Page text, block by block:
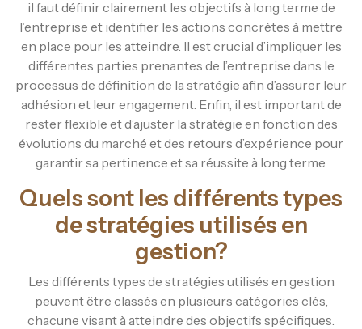
il faut définir clairement les objectifs à long terme de
l’entreprise et identifier les actions concrètes à mettre
en place pour les atteindre. Il est crucial d’impliquer les
différentes parties prenantes de l’entreprise dans le
processus de définition de la stratégie afin d’assurer leur
adhésion et leur engagement. Enfin, il est important de
rester flexible et d’ajuster la stratégie en fonction des
évolutions du marché et des retours d’expérience pour
garantir sa pertinence et sa réussite à long terme.
Quels sont les différents types
de stratégies utilisés en
gestion?
Les différents types de stratégies utilisés en gestion
peuvent être classés en plusieurs catégories clés,
chacune visant à atteindre des objectifs spécifiques.